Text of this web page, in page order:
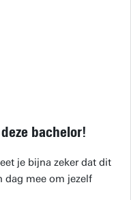
bachelor!
je bijna zeker dat dit
dag mee om jezelf